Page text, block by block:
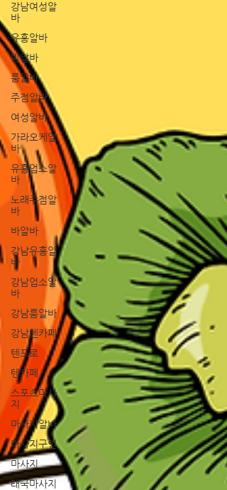
강남여성알
바
유흥알바
밤알바
룸알바
주점알바
여성알바
가라오케알
바
유흥업소알
바
노래주점알
바
바알바
강남유흥알
바
강남업소알
바
강남룸알바
강남텐카페
텐프로
텐카페
스포츠마사
지
마사지알바
마사지구인
마사지
태국마사지